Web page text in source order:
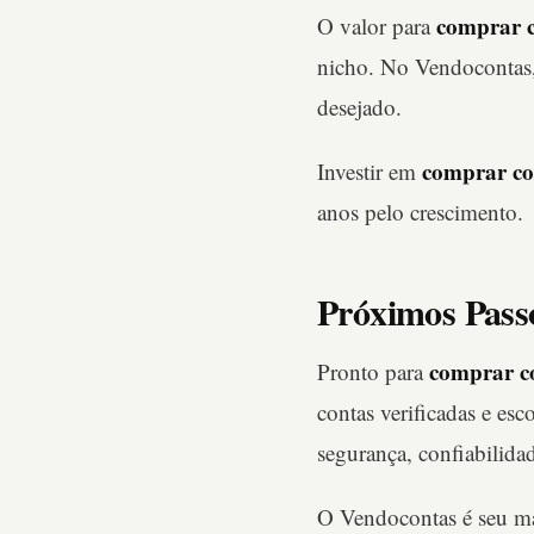
O valor paracomprar
nicho. No
desejado.
Investir em comprar
anos pelo crescimento.
Próximos
Pronto paracomprar
contas verificadas e
segurança,
O Vendocontas é seu